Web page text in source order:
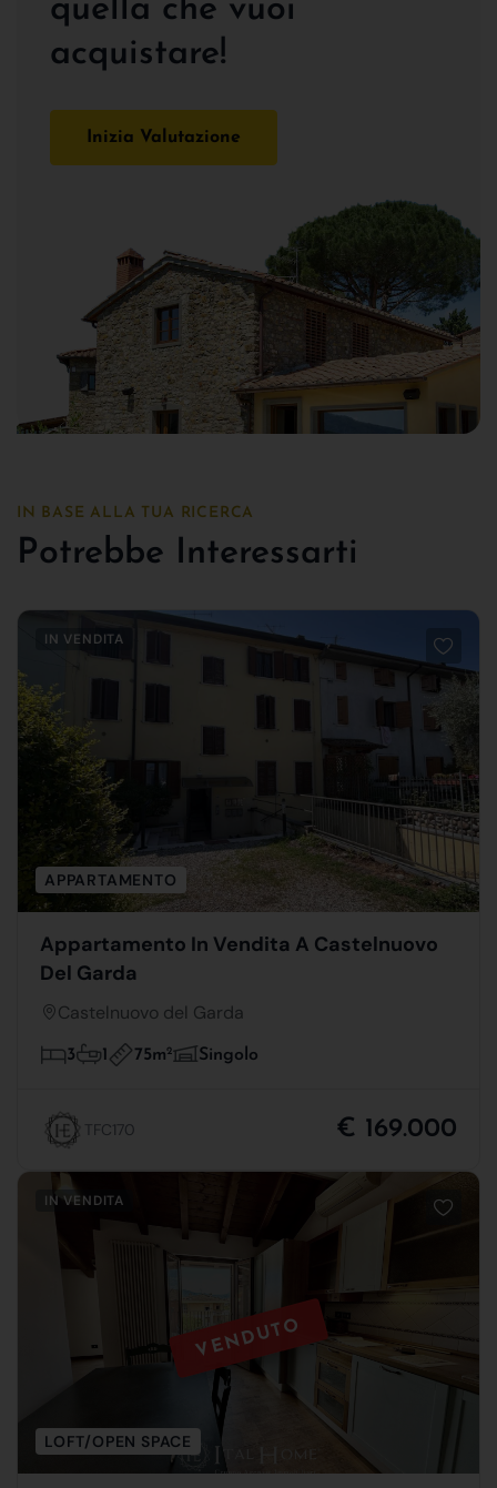
quella che vuoi
acquistare!
Inizia Valutazione
IN BASE ALLA TUA RICERCA
Potrebbe Interessarti
IN VENDITA
APPARTAMENTO
Appartamento In Vendita A Castelnuovo
Del Garda
Castelnuovo del Garda
3 1 75m2 Singolo
TFC170 € 169.000
VENDUTO
IN VENDITA
LOFT/OPEN SPACE